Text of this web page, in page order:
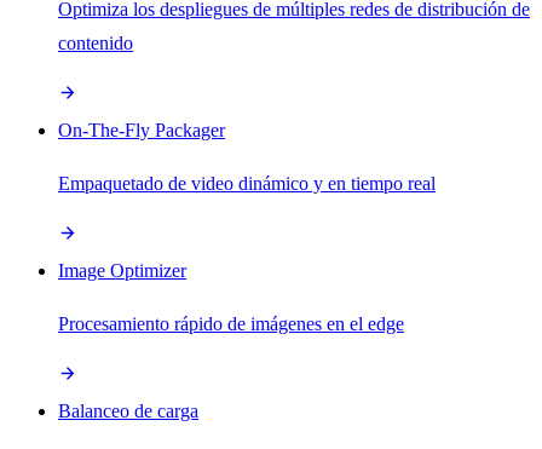
Optimiza los despliegues de múltiples redes de distribución de
contenido
On-The-Fly Packager
Empaquetado de video dinámico y en tiempo real
Image Optimizer
Procesamiento rápido de imágenes en el edge
Balanceo de carga